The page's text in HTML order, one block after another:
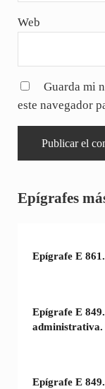
Web
Guarda mi
este navegador
Sidebar
Epígrafes
Epígrafe E
Epígrafe E
administrativa.
Epígrafe E